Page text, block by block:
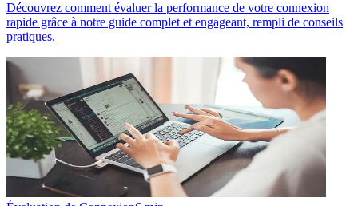
Découvrez comment évaluer la performance de votre connexion
rapide grâce à notre guide complet et engageant, rempli de conseils
pratiques.